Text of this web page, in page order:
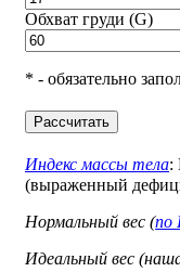
Обхват груди (G)
* - обязательно
Рассчитать
Индекс массы тела:
(выраженный
Нормальный вес (по
Идеальный вес